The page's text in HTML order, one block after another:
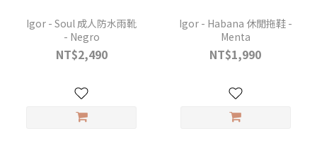
Igor - Soul 成人防水雨靴
- Negro
NT$2,490
Igor - Habana 休閒拖鞋 -
Menta
NT$1,990